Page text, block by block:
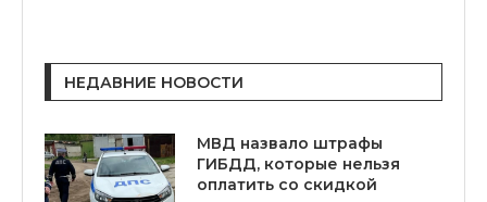
НЕДАВНИЕ НОВОСТИ
МВД назвало штрафы
ГИБДД, которые нельзя
оплатить со скидкой